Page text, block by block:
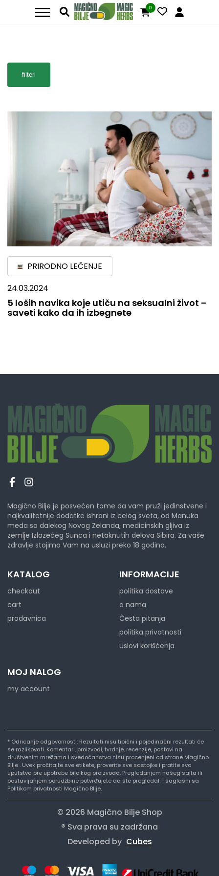
0
filteri
PRIRODNO LEČENJE
24.03.2024
5 loših navika koje utiču na seksualni život –
saveti kako da ih izbegnete
Magično Bilje je posvećen tome da vam pruži jedinstvene i
najkvalitetnije dodatke ishrani iz celog sveta, od Manuka
meda sa dalekog Novog Zelanda, medicinskih gljiva iz
zemlje Izlazećeg Sunca i netaknutih delova Sibira. Za vaše
zdravlje stojimo Vam na usluzi preko 18 godina.
KATALOG
checkout
cart
prodavnica
INFORMACIJE
politika dostave
o nama
Česta pitanja
politika privatnosti
uslovi korišćenja
MOJ NALOG
my account
* Odricanje odgovornosti: Rezultati nisu tipični i pojedinačni rezultati će
se razlikovati. Komentari, proizvodi, tvrdnje, recenzije, postovi na
društvenim mrežama i svedočanstva nisu procenjeni od strane Magično
BIlje . Uvek pročitajte sve etikete, proverite sve sastojke i pratite sva
uputstva pre upotrebe bilo kog proizvoda. Pregledanjem našeg sajta ili
postavljanjem porudžbine potvrđujete da ste pregledali i saglasni sa
Politikom privatnosti Magično BIlje,
© 2026 Magično Bilje Shop
® Sva prava su zadržana
Developed by Cubes